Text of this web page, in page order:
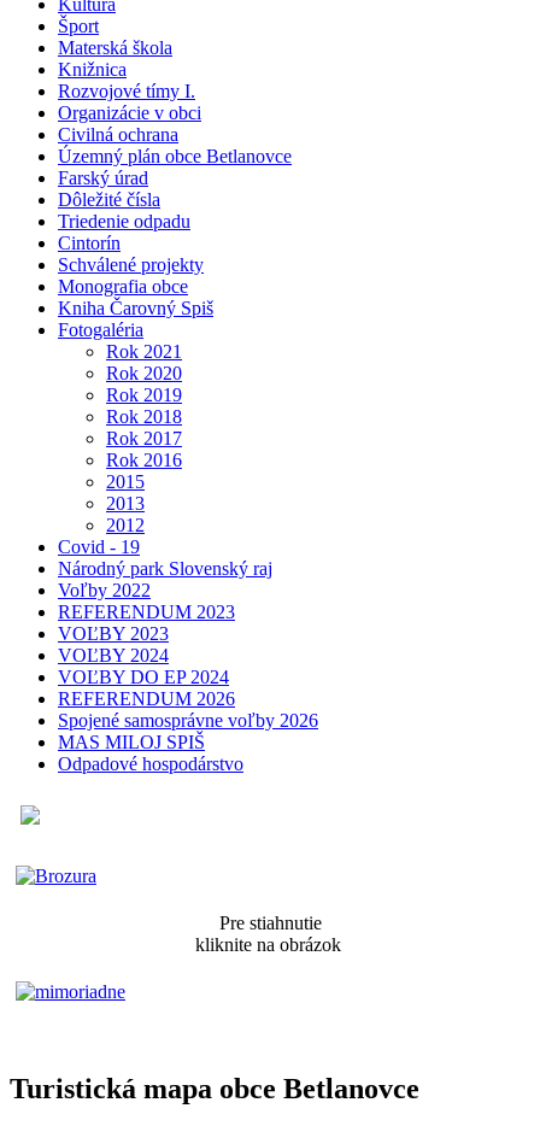
Kultúra
Šport
Materská škola
Knižnica
Rozvojové tímy I.
Organizácie v obci
Civilná ochrana
Územný plán obce Betlanovce
Farský úrad
Dôležité čísla
Triedenie odpadu
Cintorín
Schválené projekty
Monografia obce
Kniha Čarovný Spiš
Fotogaléria
Rok 2021
Rok 2020
Rok 2019
Rok 2018
Rok 2017
Rok 2016
2015
2013
2012
Covid - 19
Národný park Slovenský raj
Voľby 2022
REFERENDUM 2023
VOĽBY 2023
VOĽBY 2024
VOĽBY DO EP 2024
REFERENDUM 2026
Spojené samosprávne voľby 2026
MAS MILOJ SPIŠ
Odpadové hospodárstvo
Pre stiahnutie
kliknite na obrázok
Turistická mapa obce Betlanovce